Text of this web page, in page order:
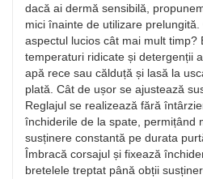
dacă ai dermă sensibilă,
mici înainte de utilizare
aspectul lucios cât mai mult timp?
temperaturi ridicate și detergenții
apă rece sau călduță și lasă la
plată. Cât de ușor se ajustează
Reglajul se realizează fără
închiderile de la spate, permițând
susținere constantă pe durata
Îmbracă corsajul și fixează
bretelele treptat până obții